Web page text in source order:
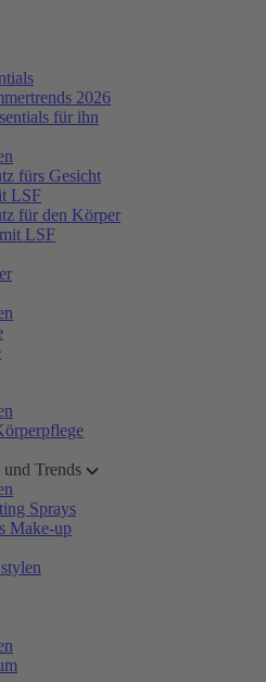
2026
für ihn
fürs Gesicht
LSF
für den Körper
LSF
Trends
Sprays
Make-up